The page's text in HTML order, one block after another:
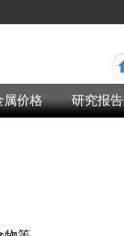
属价格 研究报告